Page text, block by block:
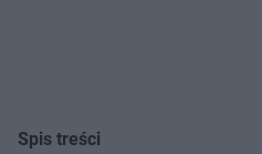
Spis treści